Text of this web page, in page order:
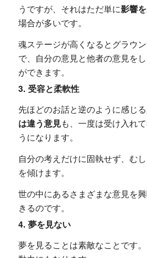
うですが、それはただ単に影響
場合が多いです。
魂ステージが高くなるとグラウ
で、自分の意見と他者の意見を
ができます。
3. 受容と柔軟性
先ほどのお話と逆のように感じる
は違う意見も、一度は受け入れ
うになります。
自分の考えだけに固執せず、む
を傾けます。
世の中にあるさまざまな意見を
きるのです。
4. 夢を見ない
夢を見ることは素敵なことです